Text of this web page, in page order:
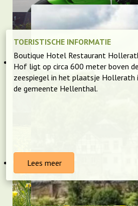
TOERISTISCHE INFORMATIE
Boutique Hotel Restaurant
Hof ligt op circa 600 meter boven de
zeespiegel in het plaatsje Hollerath
de gemeente Hellenthal.
Lees meer